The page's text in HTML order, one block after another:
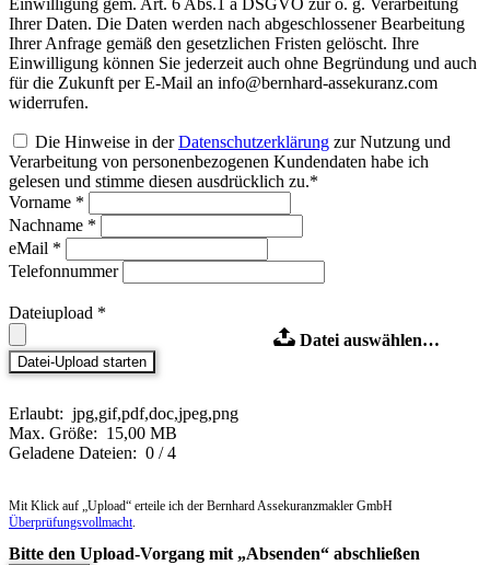
Einwilligung gem. Art. 6 Abs.1 a DSGVO zur o. g. Verarbeitung
Ihrer Daten. Die Daten werden nach abgeschlossener Bearbeitung
Ihrer Anfrage gemäß den gesetzlichen Fristen gelöscht. Ihre
Einwilligung können Sie jederzeit auch ohne Begründung und auch
für die Zukunft per E-Mail an info@bernhard-assekuranz.com
widerrufen.
Die Hinweise in derDatenschutzerklärung zur Nutzung und
Verarbeitung von personenbezogenen Kundendaten habe ich
gelesen und stimme diesen ausdrücklich zu.*
Vorname *
Nachname *
eMail *
Telefonnummer
Dateiupload *
Datei auswählen…
Erlaubt: jpg,gif,pdf,doc,jpeg,png
Max. Größe: 15,00 MB
Geladene Dateien: 0 / 4
Mit Klick auf „Upload“ erteile ich der Bernhard Assekuranzmakler GmbH
Überprüfungsvollmacht.
Bitte den Upload-Vorgang mit „Absenden“ abschließen